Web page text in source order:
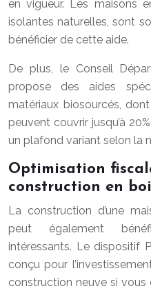
en vigueur. Les maisons
isolantes naturelles, sont
bénéficier de cette aide.
De plus, le Conseil
propose des aides
matériaux biosourcés,
peuvent couvrir jusqu’à
un plafond variant selon la
Optimisation
construction en
La construction d’une
peut également
intéressants. Le dispositif
conçu pour
construction neuve si vous